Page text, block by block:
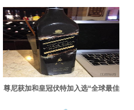
尊尼获加和皇冠伏特加入选“全球最佳